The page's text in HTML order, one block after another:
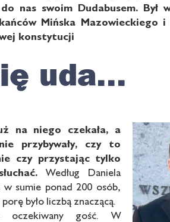
nas swoim Dudabusem.
Mińska
konstytucji
uda...
na niego czekała, a
przybywały, czy to
czy przystając tylko
Według Daniela
w sumie ponad 200 osób,
było liczbą znaczącą.
oczekiwany gość. W